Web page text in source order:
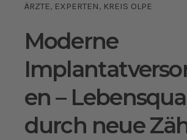
ÄRZTE, EXPERTEN, KREIS OLPE
Moderne
en –
durch neue